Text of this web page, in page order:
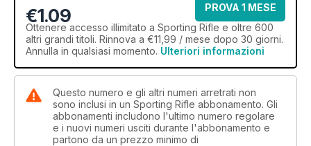
€1.09
PROVA 1 MESE
Ottenere accesso illimitato a Sporting Rifle e oltre 600
altri grandi titoli. Rinnova a €11,99 / mese dopo 30 giorni.
Annulla in qualsiasi momento. Ulteriori informazioni
Questo numero e gli altri numeri arretrati non
sono inclusi in un Sporting Rifle abbonamento. Gli
abbonamenti includono l'ultimo numero regolare
e i nuovi numeri usciti durante l'abbonamento e
partono da un prezzo minimo di